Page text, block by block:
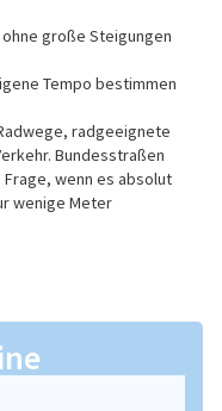
große Steigungen
Tempo bestimmen
radgeeignete
Bundesstraßen
Frage, wenn es absolut
wenige Meter